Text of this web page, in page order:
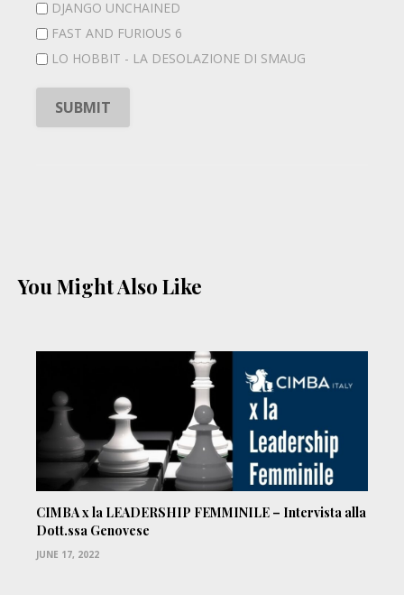
DJANGO UNCHAINED
FAST AND FURIOUS 6
LO HOBBIT - LA DESOLAZIONE DI SMAUG
You Might Also Like
CIMBA x la LEADERSHIP FEMMINILE – Intervista alla
Dott.ssa Genovese
JUNE 17, 2022